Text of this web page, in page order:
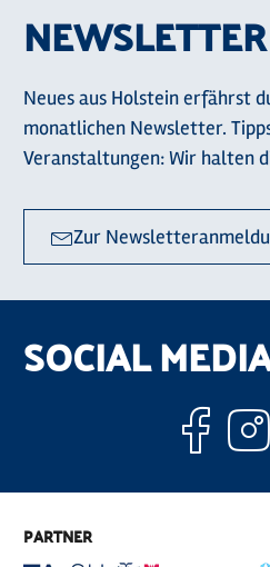
NEWSLETTER
Neues aus Holstein erfährst
monatlichen Newsletter.
Veranstaltungen: Wir halten
Zur
SOCIAL
PARTNER